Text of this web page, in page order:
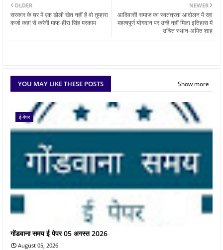
NEWER
आदिवासी समाज का स्‍वतंत्रता आदोलन में रहा
महत्‍वपूर्ण योगदान पर उन्हें नहीं मिला इतिहास में
उचित स्थान-अमित शाह
OLDER
सरकार के घर में एक डोली खेत नहीं है वो तुम्हारा
कर्जा कहां से करेगी माफ-हीरा सिंह मरकाम
YOU MAY LIKE THESE POSTS Show more
ई-पेपर
गोंडवाना समय ई पेपर 05 अगस्त 2026
August 05, 2026